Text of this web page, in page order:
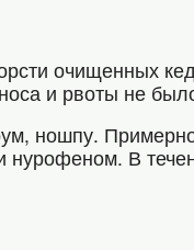
очищенных
и рвоты не
ношпу.
нурофеном. В